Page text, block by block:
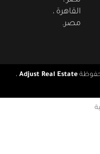
القاهرة ،
مصر.
Adjust Real Estate ،